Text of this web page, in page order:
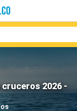
2026 -